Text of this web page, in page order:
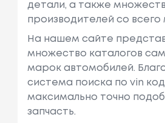
детали, а также
производителей со всего
На нашем сайте
множество каталогов
марок автомобилей.
система поиска по vin
максимально точно
запчасть.